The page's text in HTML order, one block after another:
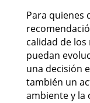
Para quienes
calidad de
puedan
una decisión
también un
ambiente y la